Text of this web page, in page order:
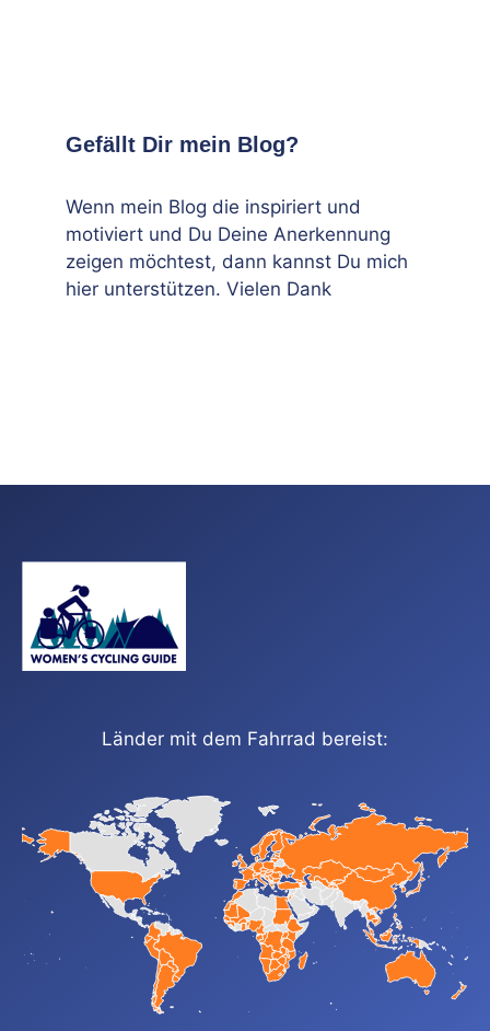
Gefällt Dir mein Blog?
Wenn mein Blog die inspiriert und
motiviert und Du Deine Anerkennung
zeigen möchtest, dann kannst Du mich
hier unterstützen. Vielen Dank
Länder mit dem Fahrrad bereist: